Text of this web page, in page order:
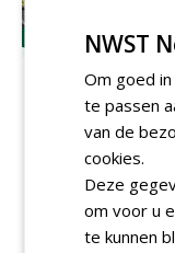
in
NWST
Om goed
te passen
van de
cookies.
Deze
om voor u
te kunnen